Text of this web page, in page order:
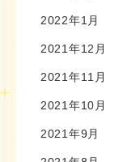
2022年1月
2021年12月
2021年11月
2021年10月
2021年9月